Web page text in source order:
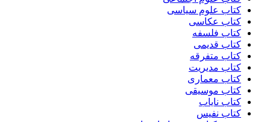
کتاب علوم سیاسی
کتاب عکاسی
کتاب فلسفه
کتاب قدیمی
کتاب متفرقه
کتاب مدیریت
کتاب معماری
کتاب موسیقی
کتاب نایاب
کتاب نفیس